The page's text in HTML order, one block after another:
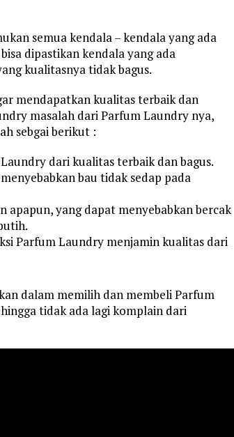
semua kendala – kendala yang ada
dipastikan kendala yang ada
kualitasnya tidak bagus.
mendapatkan kualitas terbaik dan
masalah dari Parfum Laundry nya,
sebgai berikut :
dari kualitas terbaik dan bagus.
bau tidak sedap pada
yang dapat menyebabkan bercak
Parfum Laundry menjamin kualitas dari
dalam memilih dan membeli Parfum
tidak ada lagi komplain dari